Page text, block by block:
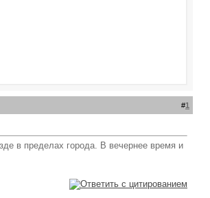
#1
в пределах города. В вечернее время и